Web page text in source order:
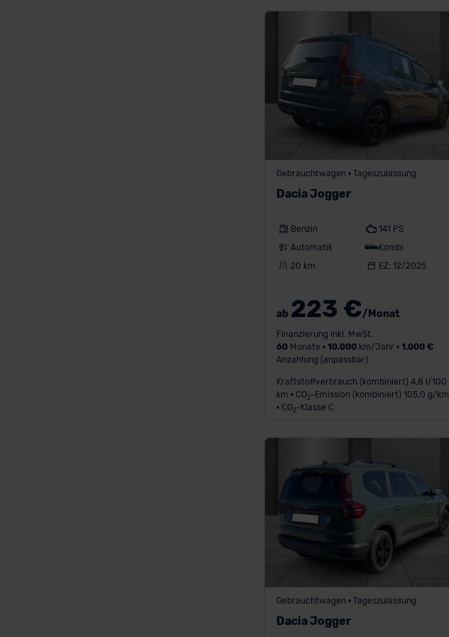
Gebrauchtwagen • Tageszulassung
Dacia Jogger
Benzin
141 PS
Automatik
Kombi
20 km
EZ: 12/2025
ab 223 €/Monat
Finanzierung inkl. MwSt.
60 Monate •10.000 km/Jahr •1.000 €
Anzahlung (anpassbar)
Kraftstoffverbrauch (kombiniert) 4,8 l/100
km • CO 2-Emission (kombiniert) 105,0 g/km
• CO 2-Klasse C
Gebrauchtwagen • Tageszulassung
Dacia Jogger